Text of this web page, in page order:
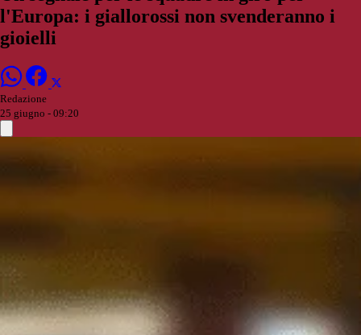
l'Europa: i giallorossi non svenderanno i
gioielli
Redazione
25 giugno - 09:20